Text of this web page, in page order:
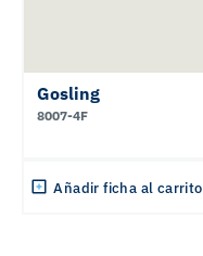
Gosling
8007-4F
Añadir ficha al carrito